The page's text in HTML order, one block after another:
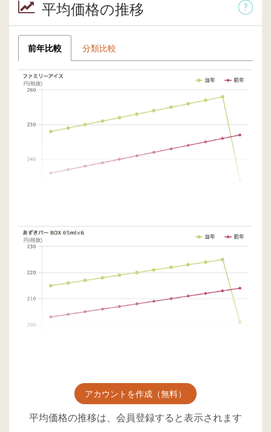
平均価格の推移
前年比較 分類比較
アカウントを作成（無料）
平均価格の推移は、会員登録すると表示されます